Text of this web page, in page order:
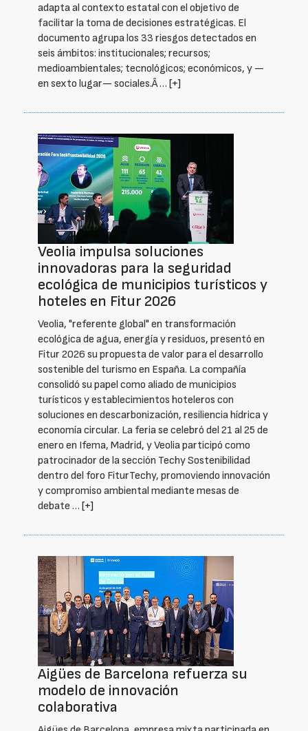
adapta al contexto estatal con el objetivo de
facilitar la toma de decisiones estratégicas. El
documento agrupa los 33 riesgos detectados en
seis ámbitos: institucionales; recursos;
medioambientales; tecnológicos; económicos, y —
en sexto lugar— sociales.Â … [+]
Veolia impulsa soluciones
innovadoras para la seguridad
ecológica de municipios turísticos y
hoteles en Fitur 2026
Veolia, "referente global" en transformación
ecológica de agua, energía y residuos, presentó en
Fitur 2026 su propuesta de valor para el desarrollo
sostenible del turismo en España. La compañía
consolidó su papel como aliado de municipios
turísticos y establecimientos hoteleros con
soluciones en descarbonización, resiliencia hídrica y
economía circular. La feria se celebró del 21 al 25 de
enero en Ifema, Madrid, y Veolia participó como
patrocinador de la sección Techy Sostenibilidad
dentro del foro FiturTechy, promoviendo innovación
y compromiso ambiental mediante mesas de
debate … [+]
Aigües de Barcelona refuerza su
modelo de innovación
colaborativa